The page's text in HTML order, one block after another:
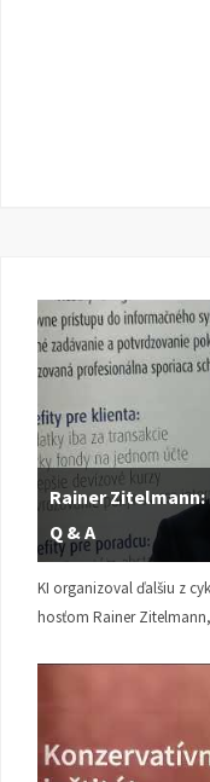
Rainer Zitelmann:
Q & A
KI organizoval ďalšiu z
hosťom Rainer